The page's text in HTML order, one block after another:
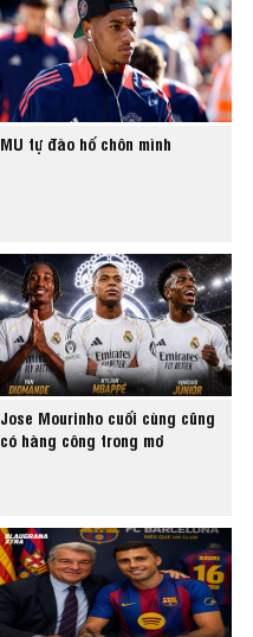
MU tự đào hố chôn mình
Jose Mourinho cuối cùng cũng
có hàng công trong mơ